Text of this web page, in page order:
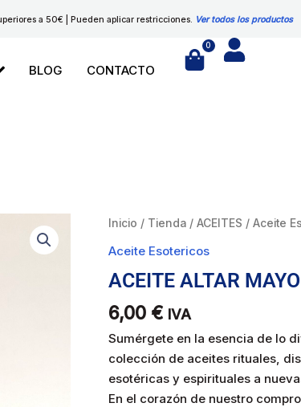
a 50€ | Pueden aplicar restricciones. Ver todos los productos
BLOG CONTACTO
0
Cart
Inicio / Tienda /ACEITES /Aceite
Aceite Esotericos
ACEITE ALTAR
6,00 € IVA
Sumérgete en la esencia de lo
colección de aceites rituales,
esotéricas y espirituales a
En el corazón de nuestro
ACEITE
ALTAR
cantidad